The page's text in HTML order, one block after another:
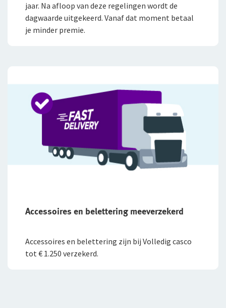
jaar. Na afloop van deze regelingen wordt de
dagwaarde uitgekeerd. Vanaf dat moment betaal
je minder premie.
Accessoires en belettering meeverzekerd
Accessoires en belettering zijn bij Volledig casco
tot € 1.250 verzekerd.